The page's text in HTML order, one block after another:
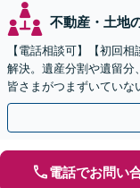
不動産・土地
【電話相談可】【初回
解決。遺産分割や遺留分
皆さまがつまずいていな
ながらお話を進めます【
電話でお問い